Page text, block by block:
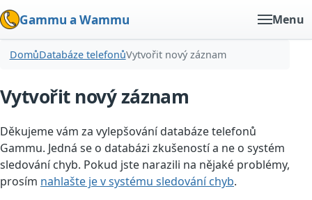
Gammu a Wammu Menu
DomůDatabáze telefonůVytvořit nový záznam
Vytvořit nový záznam
Děkujeme vám za vylepšování databáze telefonů
Gammu. Jedná se o databázi zkušeností a ne o systém
sledování chyb. Pokud jste narazili na nějaké problémy,
prosím nahlašte je v systému sledování chyb.